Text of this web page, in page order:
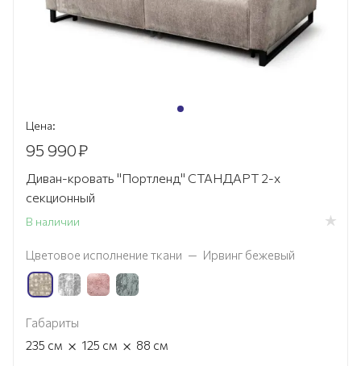
Цена:
95 990₽
Диван-кровать "Портленд" СТАНДАРТ 2-х
секционный
В наличии
Цветовое исполнение ткани — Ирвинг бежевый
Габариты
235 см × 125 см × 88 см